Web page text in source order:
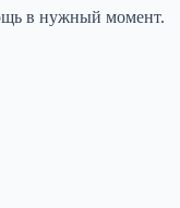
в нужный момент.